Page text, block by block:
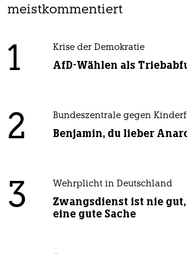
meistkommentiert
1 Krise der Demokratie
AfD-Wählen als
2 Bundeszentrale gegen
Benjamin, du lieber
3 Wehrplicht in Deutschland
Zwangsdienst ist nie
eine gute Sache